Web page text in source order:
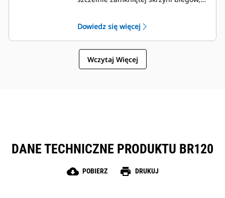
silnika na zespół mocowania ostrzy.
Dowiedz się więcej
Wczytaj Więcej
DANE TECHNICZNE PRODUKTU BR120
cloud_download POBIERZ print DRUKUJ